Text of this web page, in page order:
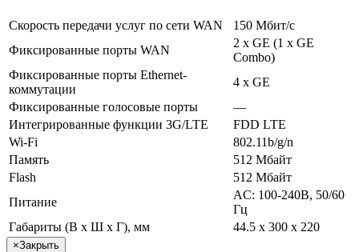
Скорость передачи услуг по сети WAN
150 Мбит/с
Фиксированные порты WAN
2 x GE (1 x GE
Combo)
Фиксированные порты Ethernet-
коммутации
4 x GE
Фиксированные голосовые порты
—
Интегрированные функции 3G/LTE
FDD LTE
Wi-Fi
802.11b/g/n
Память
512 Мбайт
Flash
512 Мбайт
Питание
AC: 100-240В, 50/60
Гц
Габариты (В x Ш x Г), мм
44.5 х 300 х 220
×Закрыть